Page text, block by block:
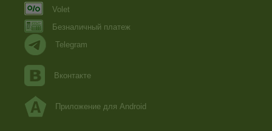
Volet
Безналичный платеж
Telegram
Вконтакте
Приложение для Android